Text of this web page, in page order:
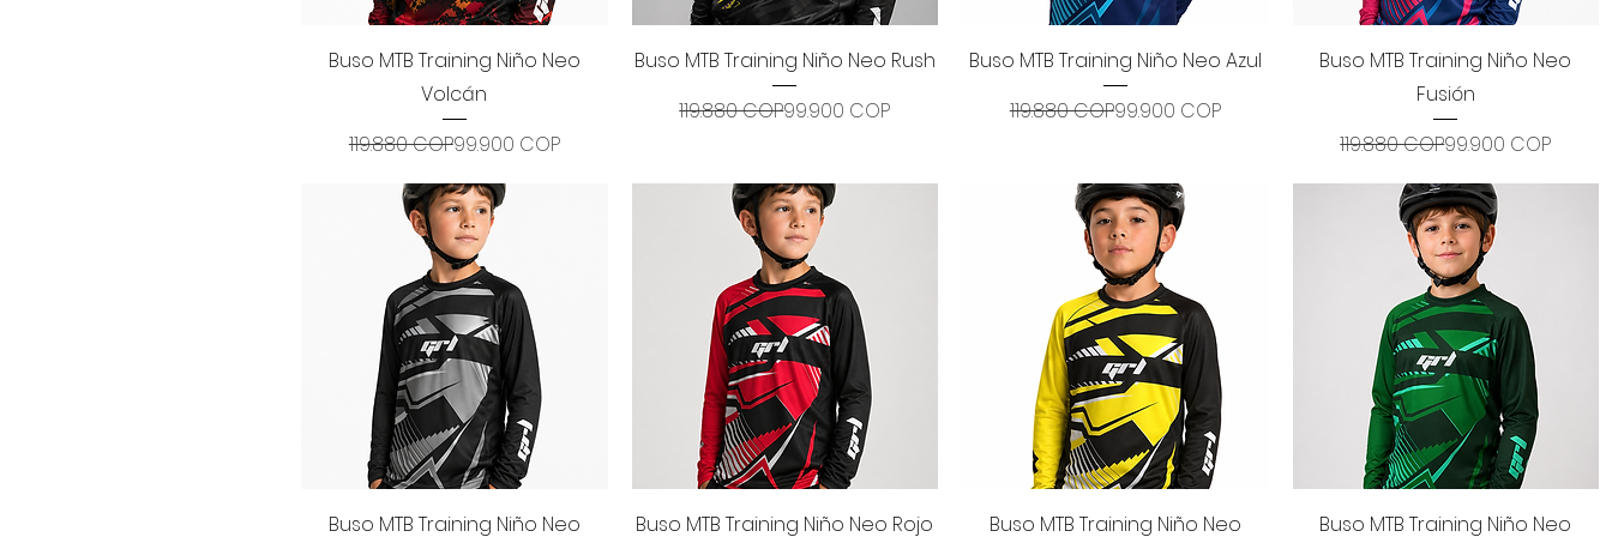
Vista rápida
Buso MTB Training Niño Neo
Volcán
Precio
119.880 COPPrecio de oferta
99.900 COP
Vista rápida
Buso MTB Training Niño Neo Rush
Precio
119.880 COPPrecio de oferta
99.900 COP
Vista rápida
Buso MTB Training Niño Neo Azul
Precio
119.880 COPPrecio de oferta
99.900 COP
Vista rápida
Buso MTB Training Niño Neo
Fusión
Precio
119.880 COPPrecio de oferta
99.900 COP
Vista rápida
Buso MTB Training Niño Neo
Vista rápida
Buso MTB Training Niño Neo Rojo
Vista rápida
Buso MTB Training Niño Neo
Vista rápida
Buso MTB Training Niño Neo